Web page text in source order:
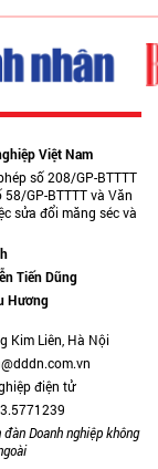
Việt Nam
số 208/GP-BTTTT
GP-BTTTT và Văn
sửa đổi măng séc và
Tiến Dũng
Hương
Kim Liên, Hà Nội
điện tử
Doanh nghiệp không